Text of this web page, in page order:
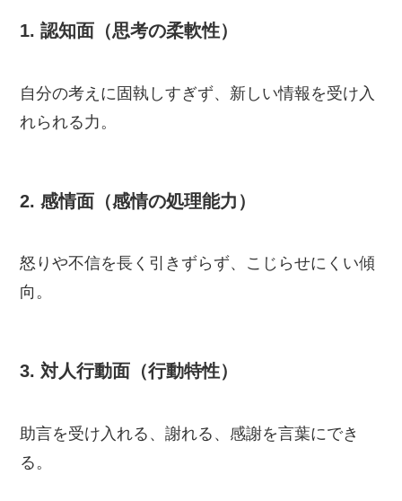
1. 認知面（思考の柔軟性）
自分の考えに固執しすぎず、新しい情報を受け入
れられる力。
2. 感情面（感情の処理能力）
怒りや不信を長く引きずらず、こじらせにくい傾
向。
3. 対人行動面（行動特性）
助言を受け入れる、謝れる、感謝を言葉にでき
る。